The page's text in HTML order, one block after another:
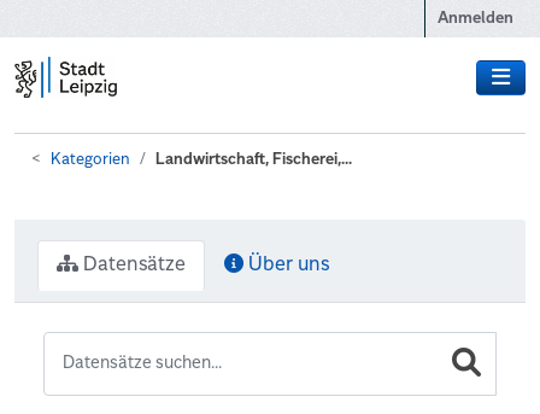
Anmelden
Kategorien Landwirtschaft, Fischerei,...
Datensätze Über uns